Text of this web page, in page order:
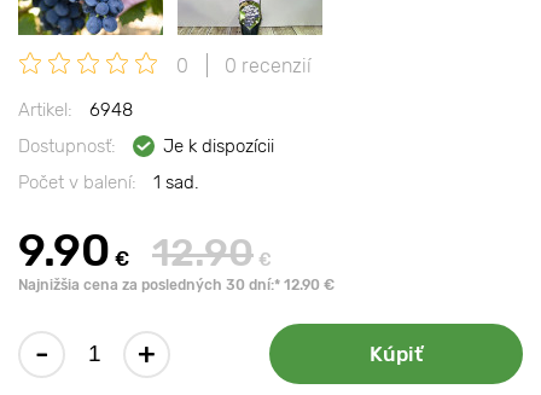
0 0 recenzií
Artikel:
6948
Dostupnosť:
Je k dispozícii
Počet v balení:
1 sad.
9.90 € 12.90 €
Najnižšia cena za posledných 30 dní:* 12.90 €
- + Kúpiť